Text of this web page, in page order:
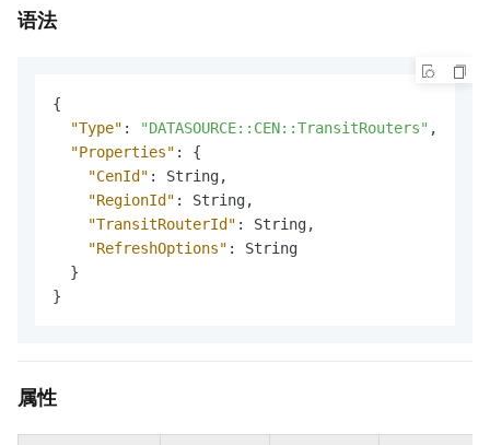
语法
{
"Type" : "DATASOURCE::CEN::TransitRouters" ,
"Properties" :
{
"CenId" : String,
"RegionId" : String,
"TransitRouterId" : String,
"RefreshOptions" :
String
}
}
属性